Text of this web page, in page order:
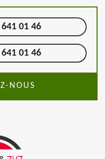
01 46
01 46
NOUS